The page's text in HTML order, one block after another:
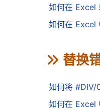
如何在 Excel
如何在 Excel
替换
如何将 #DIV/
如何在 Excel